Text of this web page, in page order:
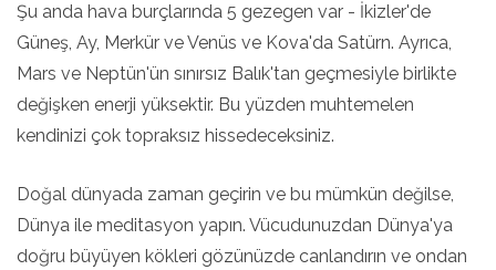
Şu anda hava burçlarında 5 gezegen var - İkizler'de
Güneş, Ay, Merkür ve Venüs ve Kova'da Satürn. Ayrıca,
Mars ve Neptün'ün sınırsız Balık'tan geçmesiyle birlikte
değişken enerji yüksektir. Bu yüzden muhtemelen
kendinizi çok topraksız hissedeceksiniz.
Doğal dünyada zaman geçirin ve bu mümkün değilse,
Dünya ile meditasyon yapın. Vücudunuzdan Dünya'ya
doğru büyüyen kökleri gözünüzde canlandırın ve ondan